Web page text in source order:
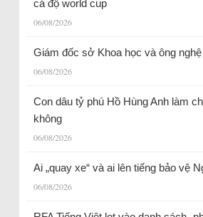
cá độ world cup
06/08/2026
Giám đốc sở Khoa học và ông
06/08/2026
Con dâu tỷ phú Hồ Hùng Anh làm
không
06/08/2026
Ai „quay xe“ và ai lên tiếng bảo vệ
06/08/2026